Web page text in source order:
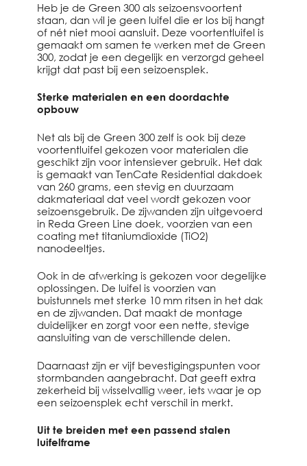
Heb je de Green 300 als seizoensvoortent
staan, dan wil je geen luifel die er los bij hangt
of nét niet mooi aansluit. Deze voortentluifel is
gemaakt om samen te werken met de Green
300, zodat je een degelijk en verzorgd geheel
krijgt dat past bij een seizoensplek.
Sterke materialen en een doordachte
opbouw
Net als bij de Green 300 zelf is ook bij deze
voortentluifel gekozen voor materialen die
geschikt zijn voor intensiever gebruik. Het dak
is gemaakt van TenCate Residential dakdoek
van 260 grams, een stevig en duurzaam
dakmateriaal dat veel wordt gekozen voor
seizoensgebruik. De zijwanden zijn uitgevoerd
in Reda Green Line doek, voorzien van een
coating met titaniumdioxide (TiO2)
nanodeeltjes.
Ook in de afwerking is gekozen voor degelijke
oplossingen. De luifel is voorzien van
buistunnels met sterke 10 mm ritsen in het dak
en de zijwanden. Dat maakt de montage
duidelijker en zorgt voor een nette, stevige
aansluiting van de verschillende delen.
Daarnaast zijn er vijf bevestigingspunten voor
stormbanden aangebracht. Dat geeft extra
zekerheid bij wisselvallig weer, iets waar je op
een seizoensplek echt verschil in merkt.
Uit te breiden met een passend stalen
luifelframe